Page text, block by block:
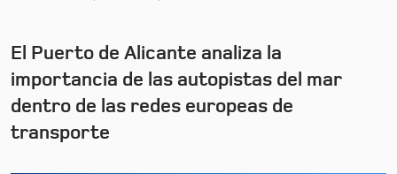
El Puerto de Alicante analiza la
importancia de las autopistas del mar
dentro de las redes europeas de
transporte